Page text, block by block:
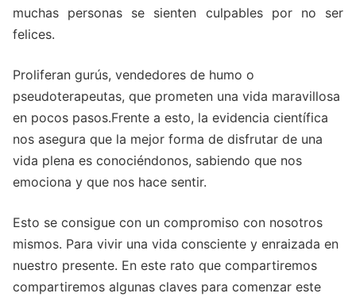
muchas personas se sienten culpables por no ser
felices.
Proliferan gurús, vendedores de humo o
pseudoterapeutas, que prometen una vida maravillosa
en pocos pasos.Frente a esto, la evidencia científica
nos asegura que la mejor forma de disfrutar de una
vida plena es conociéndonos, sabiendo que nos
emociona y que nos hace sentir.
Esto se consigue con un compromiso con nosotros
mismos. Para vivir una vida consciente y enraizada en
nuestro presente. En este rato que compartiremos
compartiremos algunas claves para comenzar este